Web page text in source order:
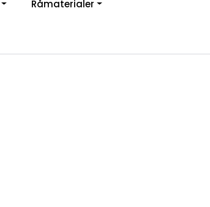
Råmaterialer